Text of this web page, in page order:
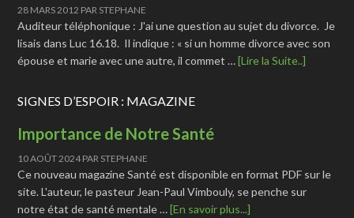
28 MARS 2012 PAR STEPHANE
Auditeur téléphonique : J'ai une question au sujet du divorce. Je
lisais dans Luc 16.18. Il indique : « si un homme divorce avec son
épouse et marie avec une autre, il commet …[Lire la Suite..]
SIGNES D’ESPOIR : MAGAZINE
Importance de Notre Santé
10 AOÛT 2024PAR STEPHANE
Ce nouveau magazine Santé est disponible en format PDF sur le
site. L'auteur, le pasteur Jean-Paul Vimbouly, se penche sur
notre état de santé mentale …[En savoir plus...]